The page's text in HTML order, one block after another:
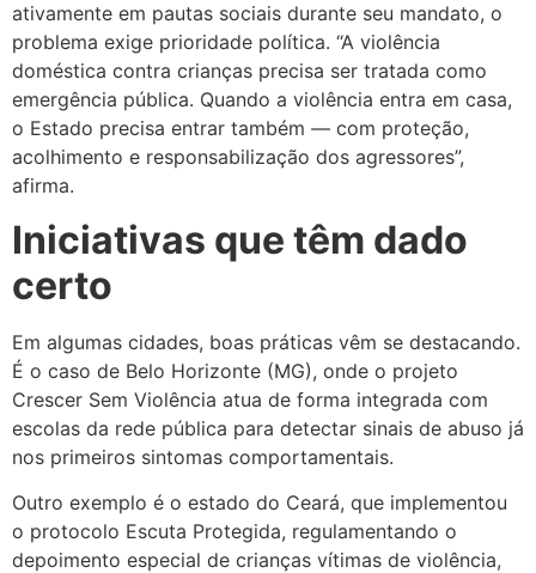
ativamente em pautas sociais durante seu mandato, o
problema exige prioridade política. “A violência
doméstica contra crianças precisa ser tratada como
emergência pública. Quando a violência entra em casa,
o Estado precisa entrar também — com proteção,
acolhimento e responsabilização dos agressores”,
afirma.
Iniciativas que têm dado
certo
Em algumas cidades, boas práticas vêm se destacando.
É o caso de Belo Horizonte (MG), onde o projeto
Crescer Sem Violência atua de forma integrada com
escolas da rede pública para detectar sinais de abuso já
nos primeiros sintomas comportamentais.
Outro exemplo é o estado do Ceará, que implementou
o protocolo Escuta Protegida, regulamentando o
depoimento especial de crianças vítimas de violência,